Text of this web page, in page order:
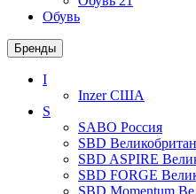
Обувь
Бренды
I
InzerСША
S
SABO Россия
SBD
SBD ASPIRE
SBD FORGE
SBD Momentum